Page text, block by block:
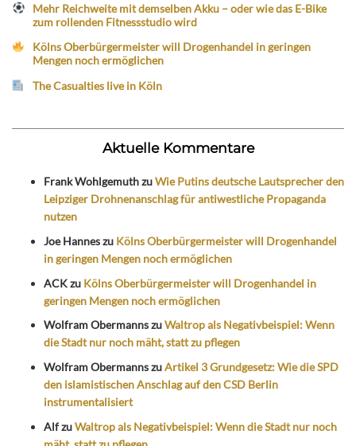
Mehr Reichweite mit demselben Akku – oder wie das E-Bike
zum rollenden Fitnessstudio wird
Kölns Oberbürgermeister will Drogenhandel in geringen
Mengen noch ermöglichen
The Casualties live in Köln
Aktuelle Kommentare
Frank WohlgemuthzuWie Putins deutsche Lautsprecher den
Leipziger Drohnenanschlag für antiwestliche Propaganda
nutzen
Joe Hanneszu Kölns Oberbürgermeister will Drogenhandel
in geringen Mengen noch ermöglichen
ACKzu Kölns Oberbürgermeister will Drogenhandel in
geringen Mengen noch ermöglichen
Wolfram ObermannszuWaltrop als Negativbeispiel: Wenn
die Stadt nur noch mäht, statt zu pflegen
Wolfram ObermannszuArtikel 3 Grundgesetz: Wie die SPD
den islamistischen Anschlag auf den CSD Berlin
instrumentalisiert
AlfzuWaltrop als Negativbeispiel: Wenn die Stadt nur noch